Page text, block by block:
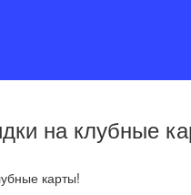
на клубные
карты!